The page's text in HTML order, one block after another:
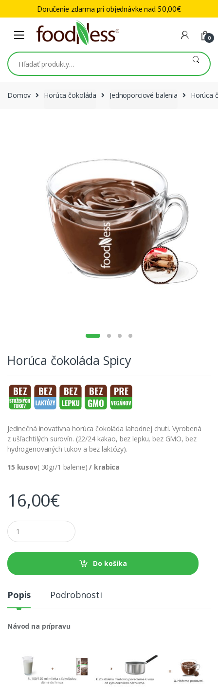
Skip to navigation
Skip to content
0
Hľadať:
Domov Horúca čokoláda Jednoporciové balenia Horúca
Horúca čokoláda Spicy
Jedinečná inovatívna horúca čokoláda lahodnej chuti. Vyrobená
z ušľachtilých surovín. (22/24 kakao, bez lepku, bez GMO, bez
hydrogenovaných tukov a bez laktózy).
15 kusov( 30gr/1 balenie)/ krabica
16,00€
M
n
o
s
t
Do košíka
Popis Podrobnosti
Návod na prípravu
Doručenie zdarma pri objednávke nad 50,00€